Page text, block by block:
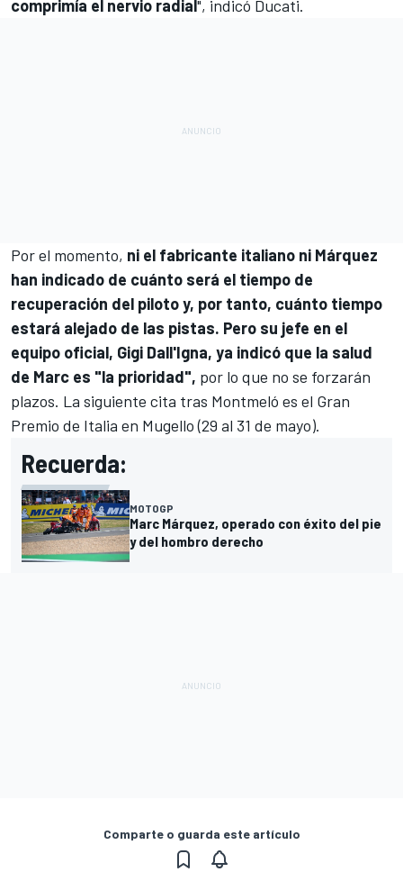
comprimía el nervio radial", indicó Ducati.
Por el momento, ni el fabricante italiano ni Márquez
han indicado de cuánto será el tiempo de
recuperación del piloto y, por tanto, cuánto tiempo
estará alejado de las pistas. Pero su jefe en el
equipo oficial, Gigi Dall'Igna, ya indicó que la salud
de Marc es "la prioridad", por lo que no se forzarán
plazos. La siguiente cita tras Montmeló es el Gran
Premio de Italia en Mugello (29 al 31 de mayo).
Recuerda:
MOTOGP
Marc Márquez, operado con éxito del pie
y del hombro derecho
Comparte o guarda este artículo